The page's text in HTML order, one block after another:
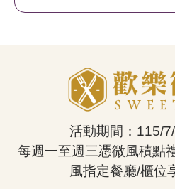
活動期間：115/
每週一至週三憑微風積點
風指定餐廳/櫃位